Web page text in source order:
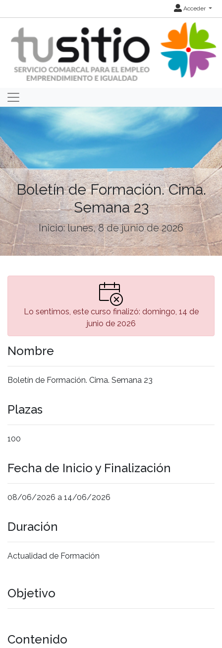
Acceder
Boletín de Formación. Cima.
Semana 23
Inicio: lunes, 8 de junio de 2026
Lo sentimos, este curso finalizó: domingo, 14 de
junio de 2026
Nombre
Boletín de Formación. Cima. Semana 23
Plazas
100
Fecha de Inicio y Finalización
08/06/2026 a 14/06/2026
Duración
Actualidad de Formación
Objetivo
Contenido